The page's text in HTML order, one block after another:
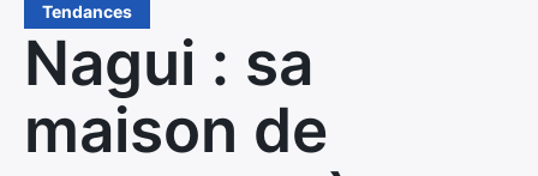
Tendances
Nagui : sa
maison de